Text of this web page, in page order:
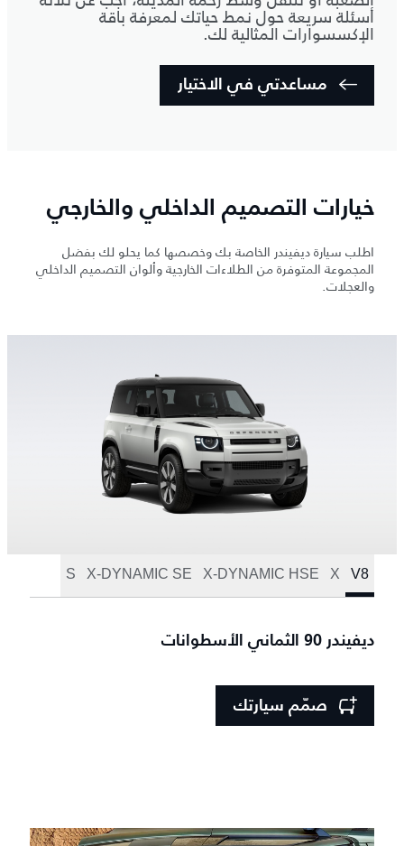
أسئلة سريعة حول نمط حياتك لمعرفة باقة
الإكسسوارات المثالية لك.
مساعدتي في الاختيار
خيارات التصميم الداخلي والخارجي
اطلب سيارة ديفيندر الخاصة بك وخصصها كما يحلو لك بفضل
المجموعة المتوفرة من الطلاءات الخارجية وألوان التصميم الداخلي
والعجلات.
V8
X
X-DYNAMIC HSE
X-DYNAMIC SE
S
ديفيندر 90 الثماني الأسطوانات
صمّم سيارتك